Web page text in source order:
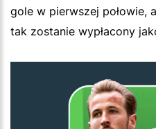
gole w pierwszej połowie,
tak zostanie wypłacony